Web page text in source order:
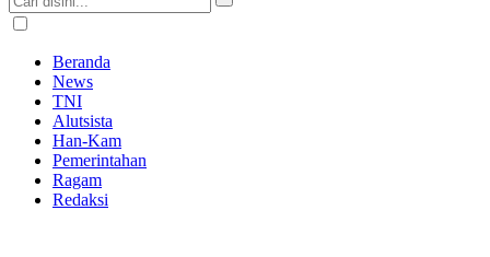
Beranda
News
TNI
Alutsista
Han-Kam
Pemerintahan
Ragam
Redaksi